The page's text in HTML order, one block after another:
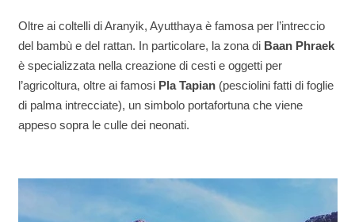
Oltre ai coltelli di Aranyik, Ayutthaya è famosa per l’intreccio
del bambù e del rattan. In particolare, la zona di Baan Phraek
è specializzata nella creazione di cesti e oggetti per
l’agricoltura, oltre ai famosi Pla Tapian(pesciolini fatti di foglie
di palma intrecciate), un simbolo portafortuna che viene
appeso sopra le culle dei neonati.